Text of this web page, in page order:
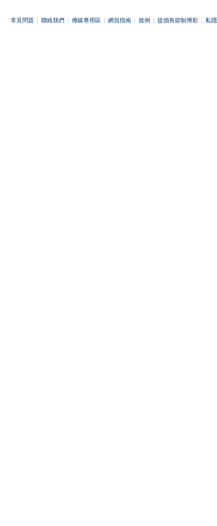
常見問題 聯絡我們 傳媒專用區 網頁指南 規例 提倡有節制博彩 私